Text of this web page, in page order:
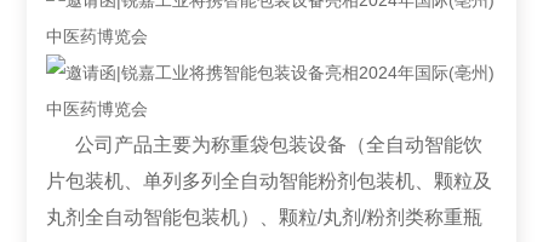
公司产品主要为称重袋包装设备（全自动智能饮
片包装机、单列多列全自动智能粉剂包装机、颗粒及
丸剂全自动智能包装机）、颗粒/丸剂/粉剂类称重瓶